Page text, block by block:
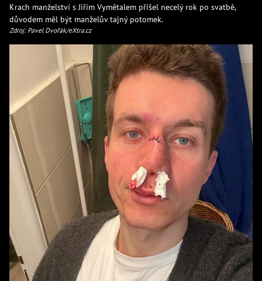
Krach manželství s Jiřím Vymětalem přišel necelý rok po svatbě,
důvodem měl být manželův tajný potomek.
Zdroj: Pavel Dvořák/eXtra.cz